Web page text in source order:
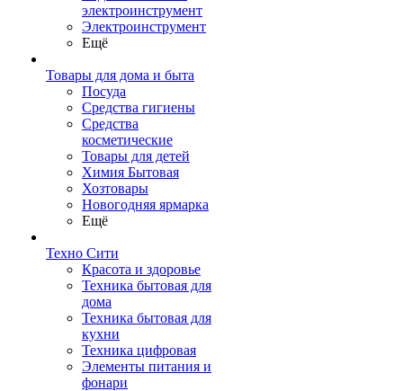
электроинструмент
Электроинструмент
Ещё
Товары для дома и быта
Посуда
Средства гигиены
Средства
косметические
Товары для детей
Химия Бытовая
Хозтовары
Новогодняя ярмарка
Ещё
Техно Сити
Красота и здоровье
Техника бытовая для
дома
Техника бытовая для
кухни
Техника цифровая
Элементы питания и
фонари